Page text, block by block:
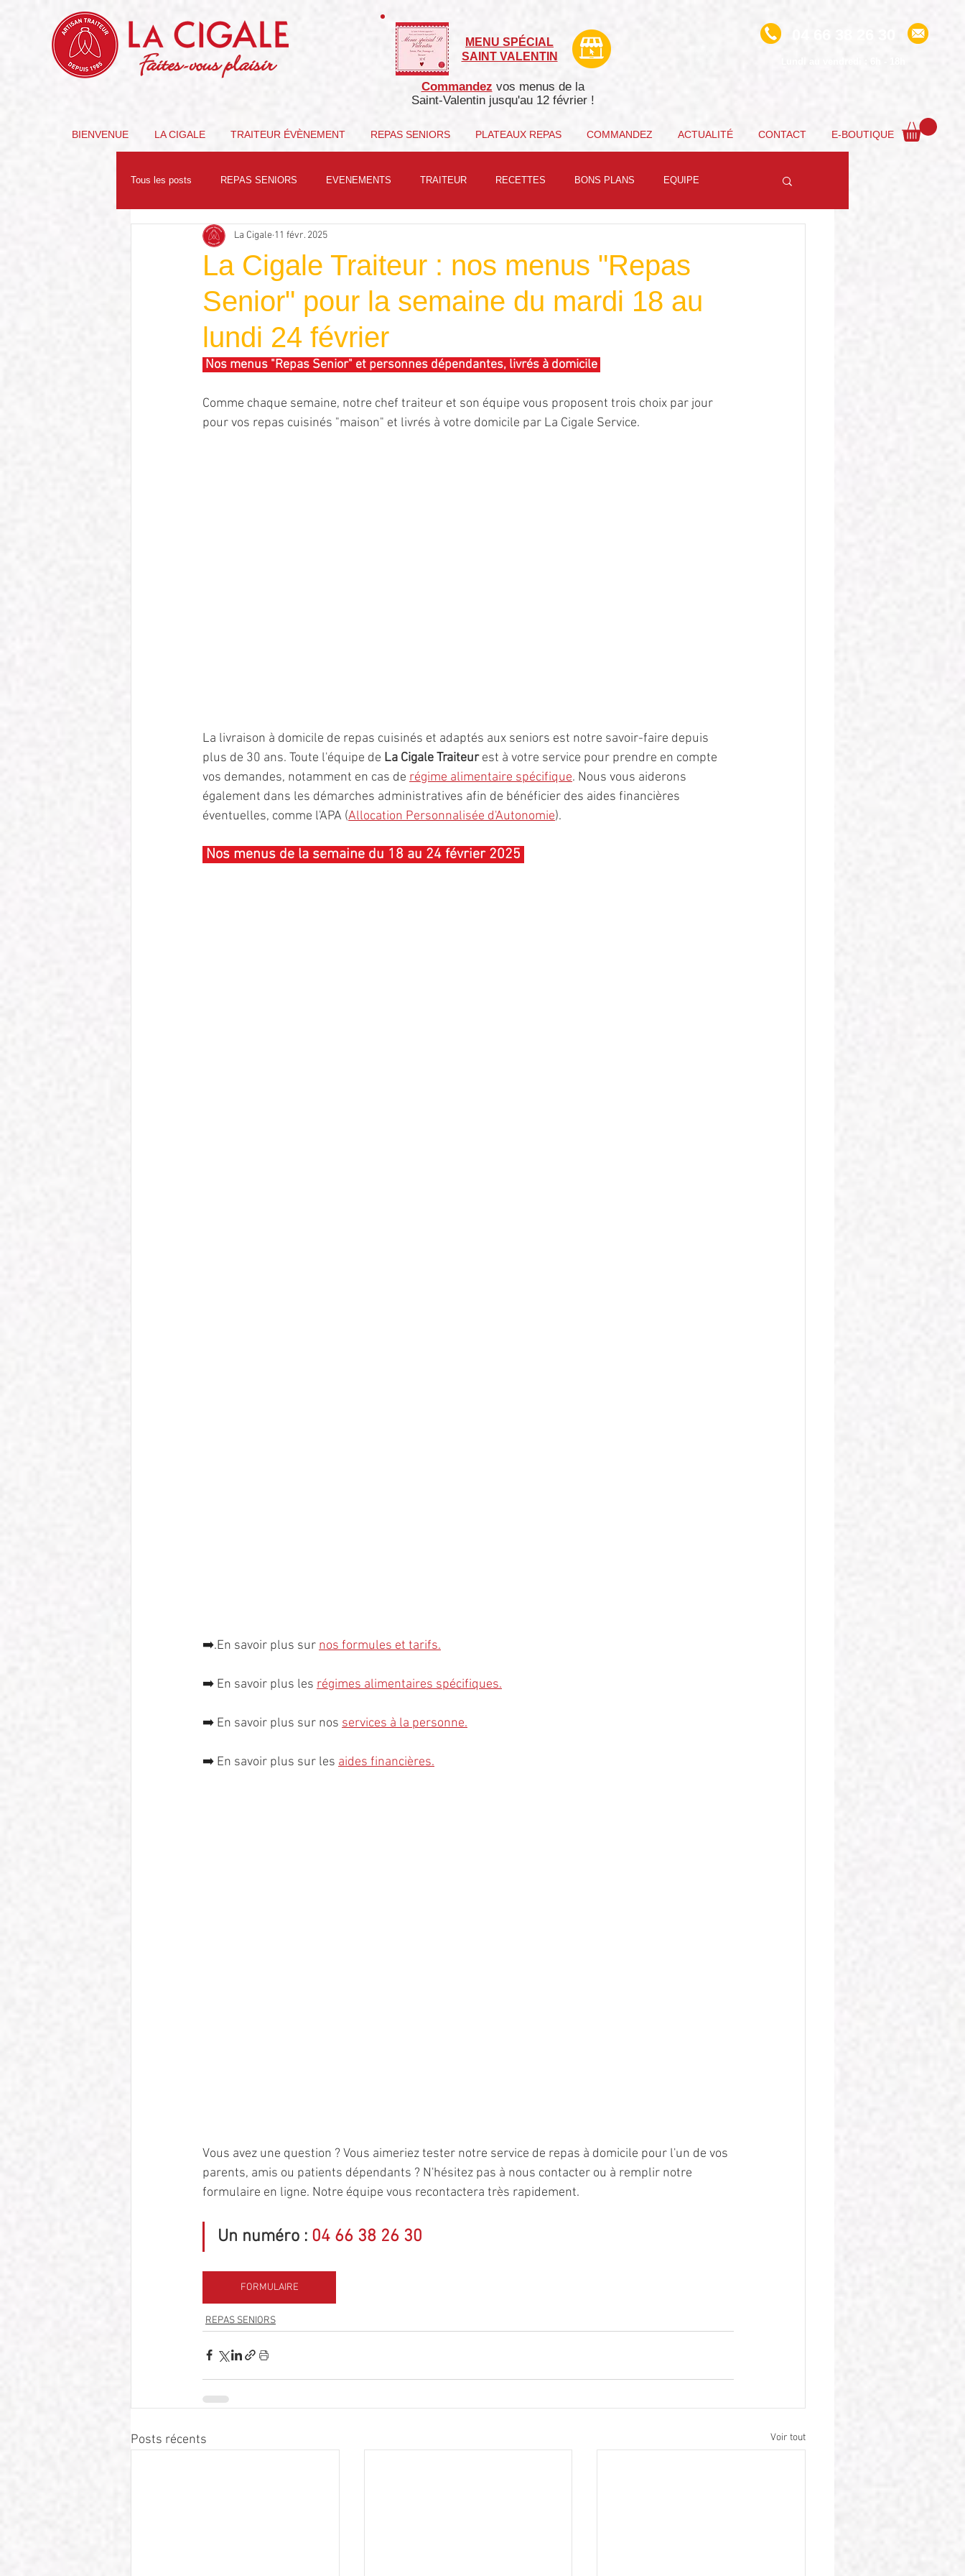
Faites-vous plaisir
MENU SPÉCIAL
SAINT VALENTIN
Commandez vos menus de la
Saint-Valentin jusqu'au 12 février !
BIENVENUE LA CIGALE TRAITEUR ÉVÈNEMENT REPAS SENIORS PLATEAUX REPAS COMMANDEZ ACTUALITÉ CONTACT E-BOUTIQUE
Tous les posts REPAS SENIORS EVENEMENTS TRAITEUR RECETTES BONS PLANS EQUIPE
PARTENAIRES NUTRITION
La Cigale Traiteur : nos menus "Repas
Senior" pour la semaine du mardi 18 au
lundi 24 février
La Cigale 11 févr. 2025
Nos menus "Repas Senior" et personnes dépendantes, livrés à domicile
Comme chaque semaine, notre chef traiteur et son équipe vous proposent trois choix par jour
pour vos repas cuisinés "maison" et livrés à votre domicile par La Cigale Service.
La livraison à domicile de repas cuisinés et adaptés aux seniors est notre savoir-faire depuis
plus de 30 ans. Toute l'équipe de La Cigale Traiteur est à votre service pour prendre en compte
vos demandes, notamment en cas de régime alimentaire spécifique. Nous vous aiderons
également dans les démarches administratives afin de bénéficier des aides financières
éventuelles, comme l'APA (Allocation Personnalisée d'Autonomie).
Nos menus de la semaine du 18 au 24 février 2025
➡️.En savoir plus sur nos formules et tarifs.
➡️ En savoir plus les régimes alimentaires spécifiques.
➡️ En savoir plus sur nos services à la personne.
➡️ En savoir plus sur les aides financières.
Vous avez une question ? Vous aimeriez tester notre service de repas à domicile pour l'un de vos
parents, amis ou patients dépendants ? N'hésitez pas à nous contacter ou à remplir notre
formulaire en ligne. Notre équipe vous recontactera très rapidement.
Un numéro : 04 66 38 26 30
FORMULAIRE
REPAS SENIORS
Posts récents Voir tout